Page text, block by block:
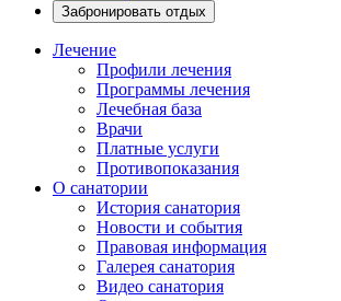
Забронировать отдых
Лечение
Профили лечения
Программы лечения
Лечебная база
Врачи
Платные услуги
Противопоказания
О санатории
История санатория
Новости и события
Правовая информация
Галерея санатория
Видео санатория